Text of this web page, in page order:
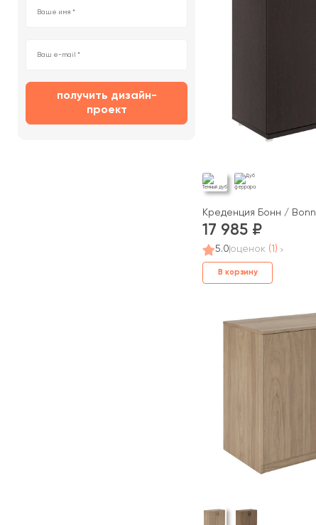
получить дизайн-
проект
Креденция Бонн / Bonn
17 985
5.0 оценок (1)
В корзину